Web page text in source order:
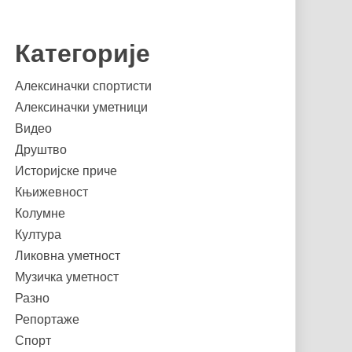
Категорије
Алексиначки спортисти
Алексиначки уметници
Видео
Друштво
Историјске приче
Књижевност
Колумне
Култура
Ликовна уметност
Музичка уметност
Разно
Репортаже
Спорт